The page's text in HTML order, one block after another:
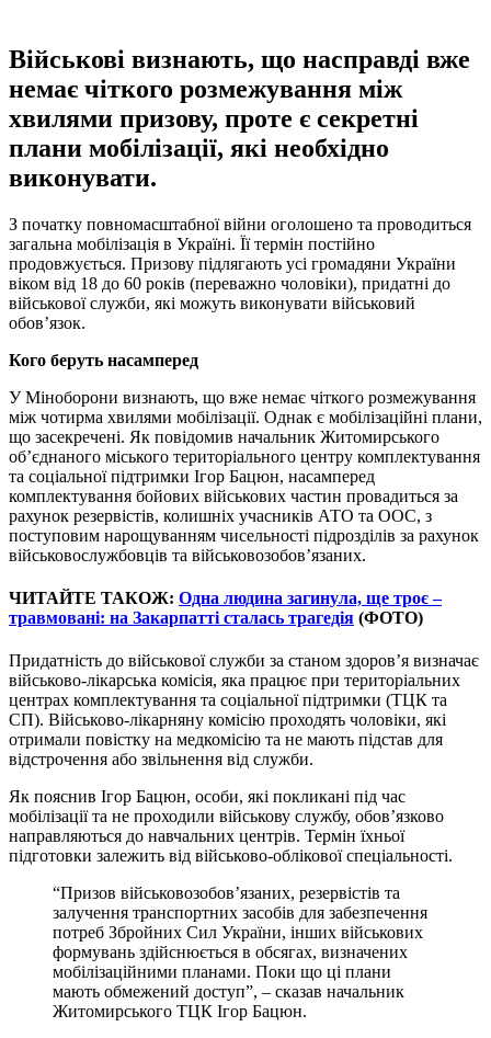
Військові визнають, що насправді вже
немає чіткого розмежування між
хвилями призову, проте є секретні
плани мобілізації, які необхідно
виконувати.
З початку повномасштабної війни оголошено та проводиться
загальна мобілізація в Україні. Її термін постійно
продовжується. Призову підлягають усі громадяни України
віком від 18 до 60 років (переважно чоловіки), придатні до
військової служби, які можуть виконувати військовий
обов’язок.
Кого беруть насамперед
У Міноборони визнають, що вже немає чіткого розмежування
між чотирма хвилями мобілізації. Однак є мобілізаційні плани,
що засекречені. Як повідомив начальник Житомирського
об’єднаного міського територіального центру комплектування
та соціальної підтримки Ігор Бацюн, насамперед
комплектування бойових військових частин провадиться за
рахунок резервістів, колишніх учасників АТО та ООС, з
поступовим нарощуванням чисельності підрозділів за рахунок
військовослужбовців та військовозобов’язаних.
ЧИТАЙТЕ ТАКОЖ: Одна людина загинула, ще троє –
травмовані: на Закарпатті сталась трагедія (ФОТО)
Придатність до військової служби за станом здоров’я визначає
військово-лікарська комісія, яка працює при територіальних
центрах комплектування та соціальної підтримки (ТЦК та
СП). Військово-лікарняну комісію проходять чоловіки, які
отримали повістку на медкомісію та не мають підстав для
відстрочення або звільнення від служби.
Як пояснив Ігор Бацюн, особи, які покликані під час
мобілізації та не проходили військову службу, обов’язково
направляються до навчальних центрів. Термін їхньої
підготовки залежить від військово-облікової спеціальності.
“Призов військовозобов’язаних, резервістів та
залучення транспортних засобів для забезпечення
потреб Збройних Сил України, інших військових
формувань здійснюється в обсягах, визначених
мобілізаційними планами. Поки що ці плани
мають обмежений доступ”, – сказав начальник
Житомирського ТЦК Ігор Бацюн.